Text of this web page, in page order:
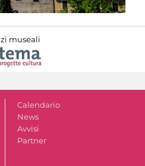
museali
Calendario
News
Avvisi
Partner